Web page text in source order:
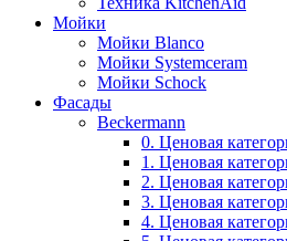
Мойки
Мойки Blanco
Мойки Systemceram
Мойки Schock
Фасады
Beckermann
0. Ценовая
1. Ценовая
2. Ценовая
3. Ценовая
4. Ценовая